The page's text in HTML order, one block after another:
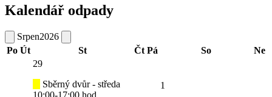
Kalendář odpady
Srpen2026
Po Út St Čt Pá So
Ne
29
Sběrný dvůr - středa
1